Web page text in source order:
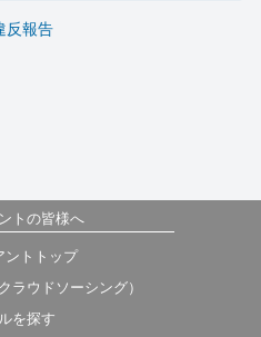
反報告
トの皆様へ
ントトップ
ラウドソーシング）
を探す